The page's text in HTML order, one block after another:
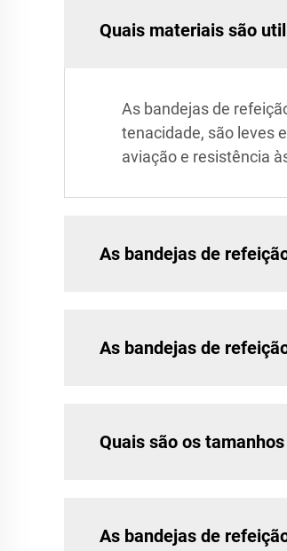
Quais materiais são
As bandejas de
tenacidade, são leves
aviação e resistência
As bandejas de
As bandejas de
Quais são os
As bandejas de